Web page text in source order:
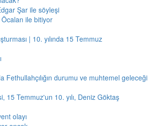
Şar ile söyleşi
ile bitiyor
| 10. yılında 15 Temmuz
Fethullahçılığın durumu ve muhtemel geleceği
15 Temmuz'un 10. yılı, Deniz Göktaş
olayı